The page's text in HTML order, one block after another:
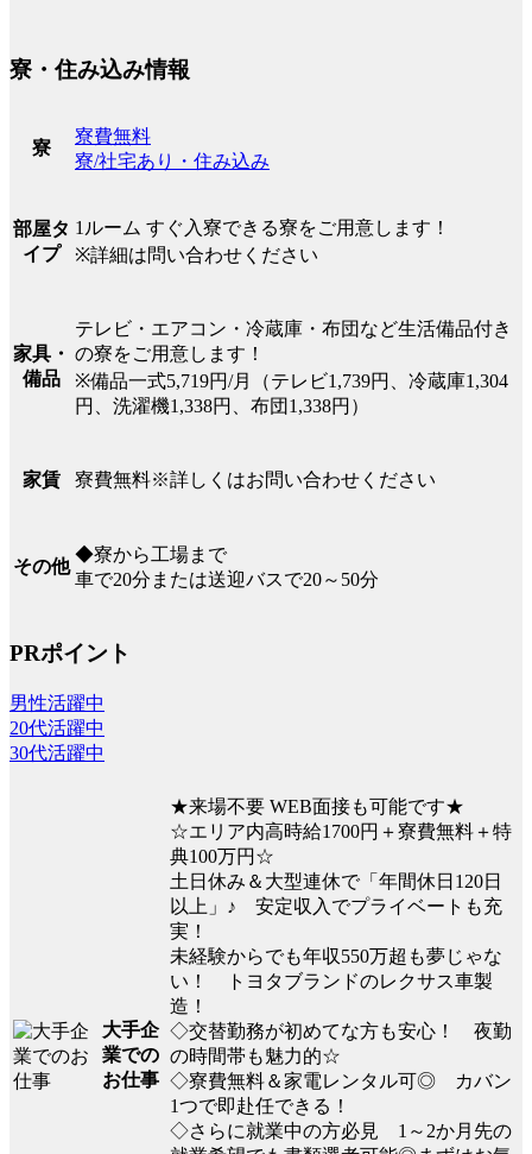
寮・住み込み情報
寮
寮費無料
寮/社宅あり・住み込み
部屋タ
イプ
1ルーム すぐ入寮できる寮をご用意します！
※詳細は問い合わせください
家具・
備品
テレビ・エアコン・冷蔵庫・布団など生活備品付き
の寮をご用意します！
※備品一式5,719円/月（テレビ1,739円、冷蔵庫1,304
円、洗濯機1,338円、布団1,338円）
家賃 寮費無料※詳しくはお問い合わせください
その他
◆寮から工場まで
車で20分または送迎バスで20～50分
PRポイント
男性活躍中
20代活躍中
30代活躍中
大手企
業での
お仕事
★来場不要 WEB面接も可能です★
☆エリア内高時給1700円＋寮費無料＋特
典100万円☆
土日休み＆大型連休で「年間休日120日
以上」♪ 安定収入でプライベートも充
実！
未経験からでも年収550万超も夢じゃな
い！ トヨタブランドのレクサス車製
造！
◇交替勤務が初めてな方も安心！ 夜勤
の時間帯も魅力的☆
◇寮費無料＆家電レンタル可◎ カバン
1つで即赴任できる！
◇さらに就業中の方必見 1～2か月先の